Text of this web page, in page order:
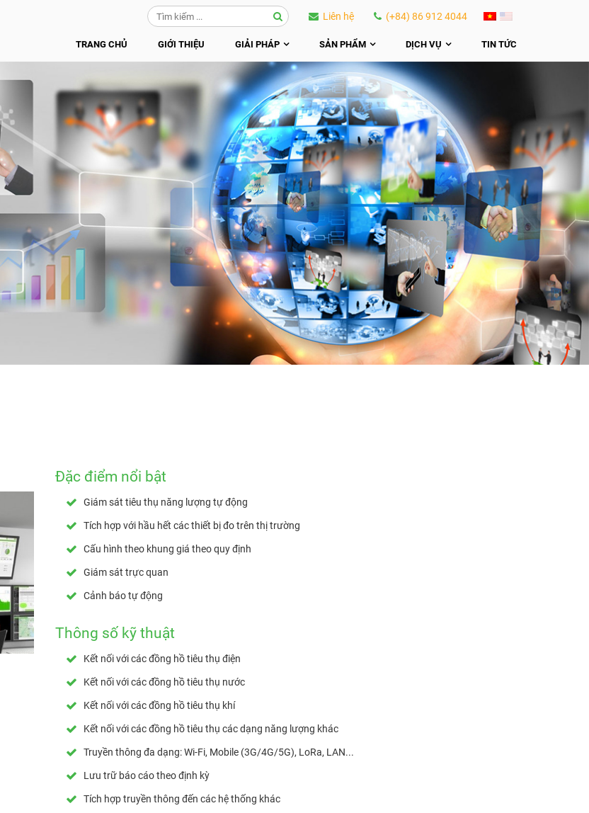
Liên hệ (+84) 86 912 4044
TRANG CHỦ GIỚI THIỆU GIẢI PHÁP SẢN PHẨM DỊCH VỤ TIN TỨC
Đặc điểm nổi bật
Giám sát tiêu thụ năng lượng tự động
Tích hợp với hầu hết các thiết bị đo trên thị trường
Cấu hình theo khung giá theo quy định
Giám sát trực quan
Cảnh báo tự động
Thông số kỹ thuật
Kết nối với các đồng hồ tiêu thụ điện
Kết nối với các đồng hồ tiêu thụ nước
Kết nối với các đồng hồ tiêu thụ khí
Kết nối với các đồng hồ tiêu thụ các dạng năng lượng khác
Truyền thông đa dạng: Wi-Fi, Mobile (3G/4G/5G), LoRa, LAN...
Lưu trữ báo cáo theo định kỳ
Tích hợp truyền thông đến các hệ thống khác